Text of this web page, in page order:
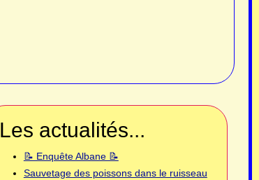
Les actualités...
📝 Enquête Albane 📝
Sauvetage des poissons dans le ruisseau